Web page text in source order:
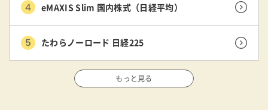
eMAXIS Slim 国内株式（日経平均）
たわらノーロード 日経225
もっと見る